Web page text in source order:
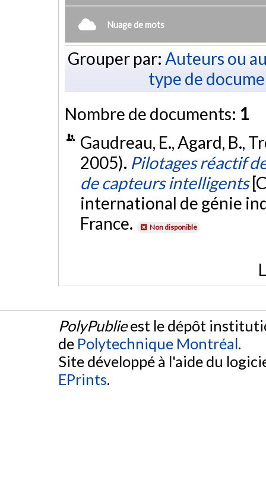
Nuage de mots
Grouper par: Auteurs ou
type de
Nombre de documents: 1
Gaudreau, E., Agard, B.,
2005). Pilotages réactif
de capteurs intelligents
international de génie
France.
Non disponible
PolyPublieest le dépôt
de Polytechnique Montréal.
Site développé à l'aide du
EPrints.